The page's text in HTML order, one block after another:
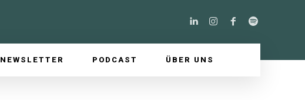
NEWSLETTER PODCAST ÜBER UNS